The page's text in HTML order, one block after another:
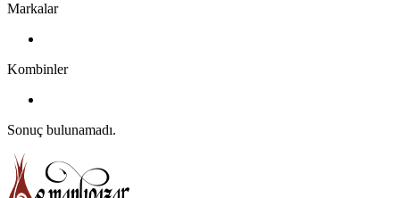
Markalar
Kombinler
Sonuç bulunamadı.